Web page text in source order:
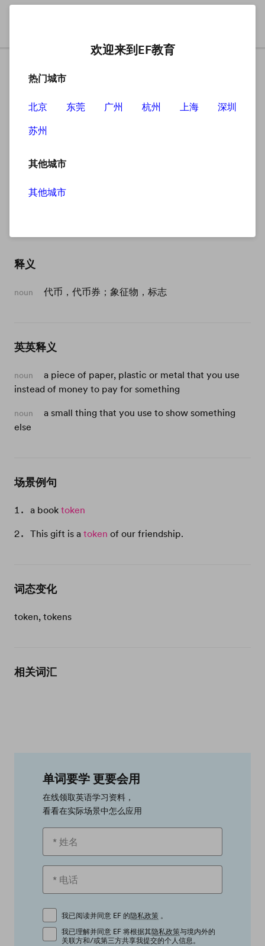
token
释义
noun 代币，代币券；象征物，标志
英英释义
noun
a piece of paper, plastic or metal that you use
instead of money to pay for something
noun
a small thing that you use to show something
else
场景例句
a booktoken
This gift is atoken of our friendship.
词态变化
token, tokens
相关词汇
单词要学 更要会用
在线领取英语学习资料，
看看在实际场景中怎么应用
我已阅读并同意 EF 的隐私政策 。
我已理解并同意 EF 将根据其隐私政策与境内外的
关联方和/或第三方共享我提交的个人信息。
欢迎来到EF教育
热门城市
北京 东莞 广州 杭州 上海
深圳
苏州
其他城市
其他城市